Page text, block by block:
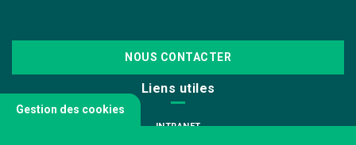
NOUS CONTACTER
Liens utiles
INTRANET
Gestion des cookies